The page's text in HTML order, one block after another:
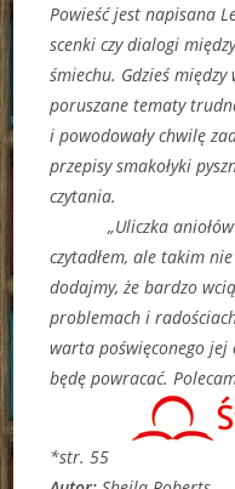
Powieść jest napisana
scenki czy dialogi
śmiechu. Gdzieś
poruszane tematy
i powodowały chwilę
przepisy smakołyki
czytania.
„Uliczka aniołów”
czytadłem, ale takim
dodajmy, że bardzo
problemach i
warta poświęconego jej
będę powracać.
*str. 55